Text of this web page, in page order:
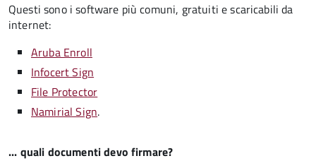
Questi sono i software più comuni, gratuiti e scaricabili da
internet:
Aruba Enroll
Infocert Sign
File Protector
Namirial Sign.
... quali documenti devo firmare?